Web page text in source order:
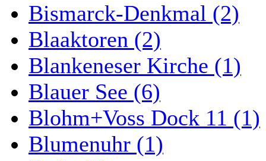
Bismarck-Denkmal (2)
Blaaktoren (2)
Blankeneser Kirche (1)
Blauer See (6)
Blohm+Voss Dock 11 (1)
Blumenuhr (1)